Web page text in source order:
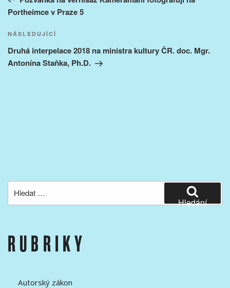
příspěvek
Portheimce v Praze 5
Následující
příspěvek
NÁSLEDUJÍCÍ
Druhá interpelace 2018 na ministra kultury ČR. doc. Mgr.
Antonína Staňka, Ph.D.
Hledání
RUBRIKY
Autorský zákon